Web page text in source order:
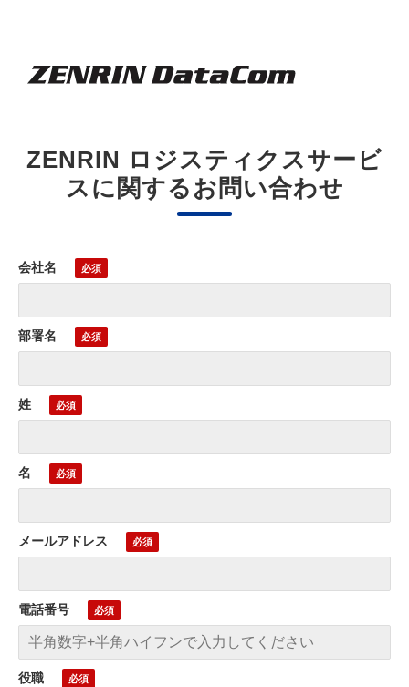
ZENRIN ロジスティクスサービ
スに関するお問い合わせ
会社名
部署名
姓
名
メールアドレス
電話番号
役職